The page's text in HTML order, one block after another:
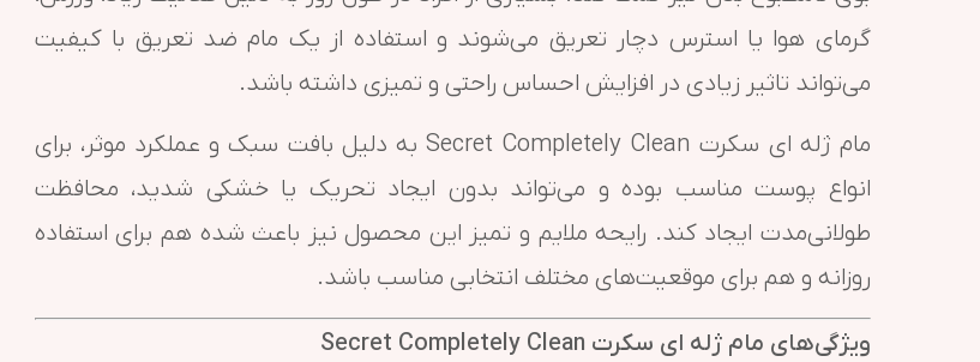
گرمای هوا یا استرس دچار تعریق می‌شوند و استفاده از یک مام ضد تعریق با کیفیت
می‌تواند تاثیر زیادی در افزایش احساس راحتی و تمیزی داشته باشد.
مام ژله ای سکرت Secret Completely Clean به دلیل بافت سبک و عملکرد موثر، برای
انواع پوست مناسب بوده و می‌تواند بدون ایجاد تحریک یا خشکی شدید، محافظت
طولانی‌مدت ایجاد کند. رایحه ملایم و تمیز این محصول نیز باعث شده هم برای استفاده
روزانه و هم برای موقعیت‌های مختلف انتخابی مناسب باشد.
ویژگی‌های مام ژله ای سکرت Secret Completely Clean